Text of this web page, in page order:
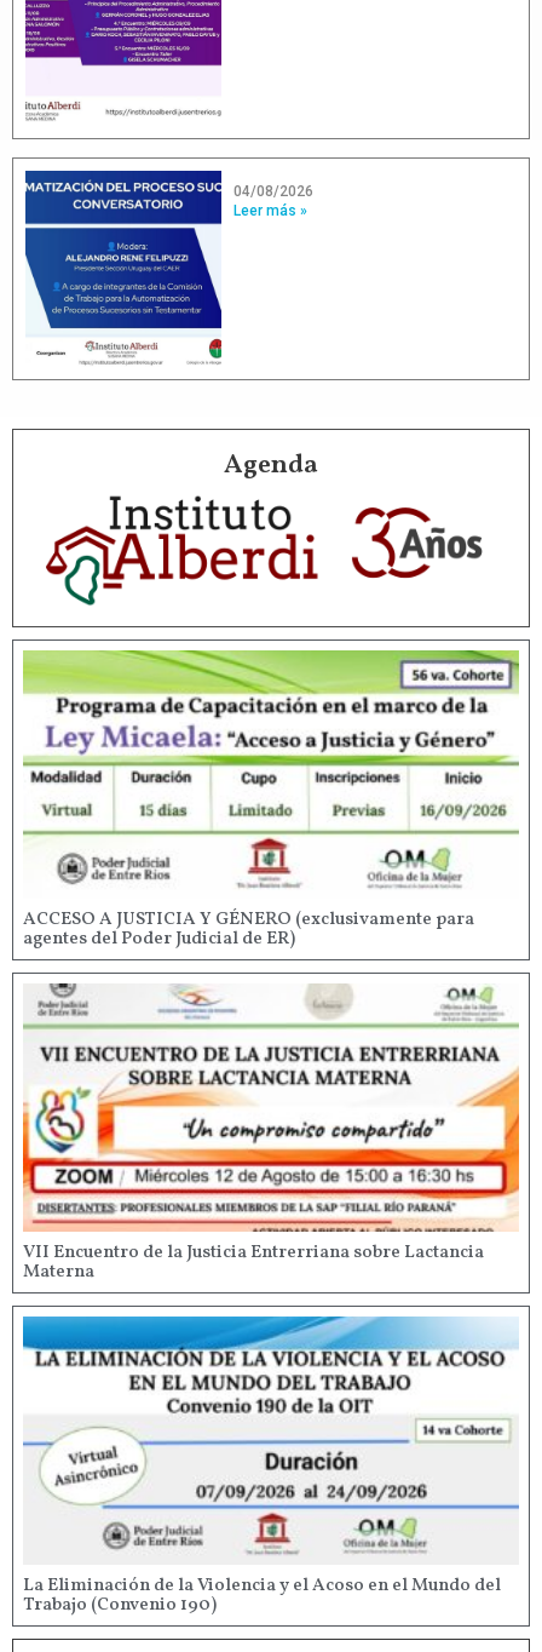
04/08/2026
Leer más »
Agenda
ACCESO A JUSTICIA Y GÉNERO (exclusivamente para
agentes del Poder Judicial de ER)
VII Encuentro de la Justicia Entrerriana sobre Lactancia
Materna
La Eliminación de la Violencia y el Acoso en el Mundo del
Trabajo (Convenio 190)